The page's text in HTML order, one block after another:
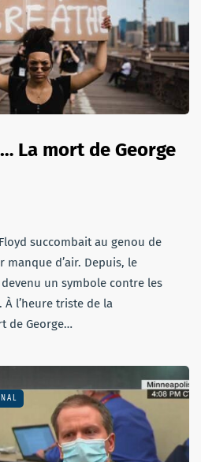
La mort de George
succombait au genou de
manque d’air. Depuis, le
un symbole contre les
À l’heure triste de la
de George…